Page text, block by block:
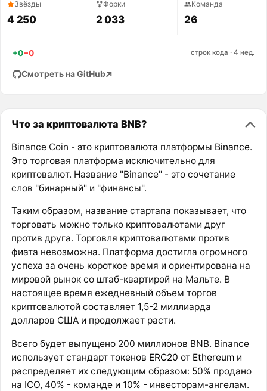
Звёзды
4 250
Форки
2 033
Команда
26
+0−0 строк кода · 4 нед.
Смотреть на GitHub
Что за криптовалюта BNB?
Binance Coin - это криптовалюта платформы Binance.
Это торговая платформа исключительно для
криптовалют. Название "Binance" - это сочетание
слов "бинарный" и "финансы".
Таким образом, название стартапа показывает, что
торговать можно только криптовалютами друг
против друга. Торговля криптовалютами против
фиата невозможна. Платформа достигла огромного
успеха за очень короткое время и ориентирована на
мировой рынок со штаб-квартирой на Мальте. В
настоящее время ежедневный объем торгов
криптовалютой составляет 1,5-2 миллиарда
долларов США и продолжает расти.
Всего будет выпущено 200 миллионов BNB. Binance
использует стандарт токенов ERC20 от Ethereumи
распределяет их следующим образом: 50% продано
на ICO, 40% - команде и 10% - инвесторам-ангелам.